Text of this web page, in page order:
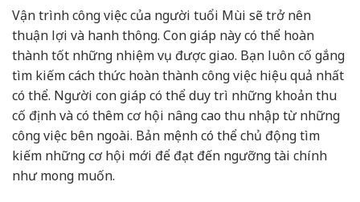
Vận trình công việc của người tuổi Mùi sẽ trở nên
thuận lợi và hanh thông. Con giáp này có thể hoàn
thành tốt những nhiệm vụ được giao. Bạn luôn cố gắng
tìm kiếm cách thức hoàn thành công việc hiệu quả nhất
có thể. Người con giáp có thể duy trì những khoản thu
cố định và có thêm cơ hội nâng cao thu nhập từ những
công việc bên ngoài. Bản mệnh có thể chủ động tìm
kiếm những cơ hội mới để đạt đến ngưỡng tài chính
như mong muốn.